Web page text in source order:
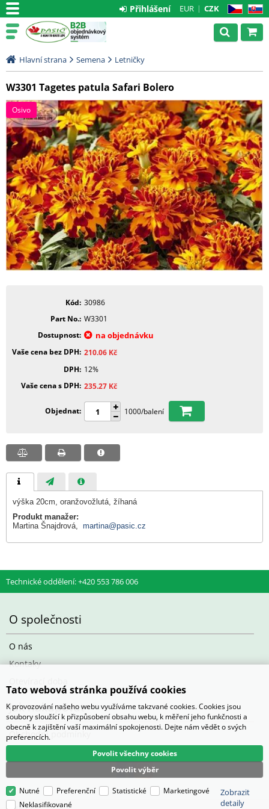
CZ SK
EUR CZK
Přihlášení
Hlavní strana Semena Letničky
W3301 Tagetes patula Safari Bolero
Osivo
Kód 30986
Part No. W3301
Dostupnost
na objednávku
Vaše cena bez DPH 210.06 Kč
DPH 12%
Vaše cena s DPH 235.27 Kč
Objednat 1000/balení
výška 20cm, oranžovožlutá, žíhaná
Produkt manažer:
Martina Šnajdrová, martina@pasic.cz
Technické oddělení: +420 553 786 006
O společnosti
O nás
Kontaky
Jak nakupovat
Obchodní podmínky
Tato webová stránka používá cookies
K provozování našeho webu využíváme takzvané cookies. Cookies jsou
soubory sloužící k přizpůsobení obsahu webu, k měření jeho funkčnosti a
obecně k zajištění vaší maximální spokojenosti. Dejte nám vědět o svých
preferencích.
Povolit výběr
Povolit všechny cookies
Nutné Preferenční Statistické
Marketingové
Neklasifikované
Zobrazit
detaily